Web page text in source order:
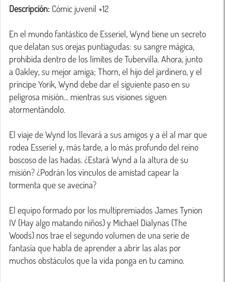
Descripción: Cómic juvenil +12
En el mundo fantástico de Esseriel, Wynd tiene un secreto
que delatan sus orejas puntiagudas: su sangre mágica,
prohibida dentro de los límites de Tubervilla. Ahora, junto
a Oakley, su mejor amiga; Thorn, el hijo del jardinero, y el
príncipe Yorik, Wynd debe dar el siguiente paso en su
peligrosa misión... mientras sus visiones siguen
atormentándolo.
El viaje de Wynd los llevará a sus amigos y a él al mar que
rodea Esseriel y, más tarde, a lo más profundo del reino
boscoso de las hadas. ¿Estará Wynd a la altura de su
misión? ¿Podrán los vínculos de amistad capear la
tormenta que se avecina?
El equipo formado por los multipremiados James Tynion
IV (Hay algo matando niños) y Michael Dialynas (The
Woods) nos trae el segundo volumen de una serie de
fantasía que habla de aprender a abrir las alas por
muchos obstáculos que la vida ponga en tu camino.